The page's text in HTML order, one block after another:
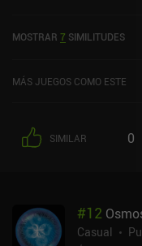
MOSTRAR 7 SIMILITUDES
MÁS JUEGOS COMO ESTE
SIMILAR 0
#12
Casual